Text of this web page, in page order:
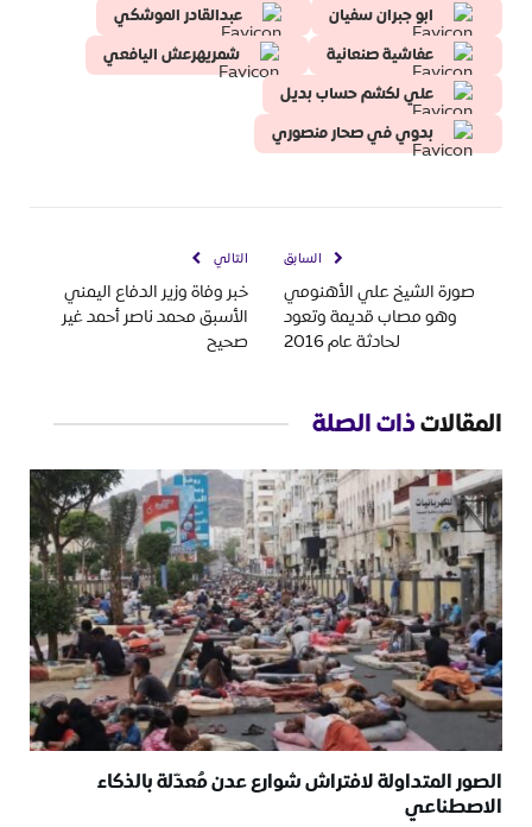
ابو جبران سفيان
عبدالقادر الموشكي
عفاشية صنعانية
شمريهرعش اليافعي
علي لكشم حساب بديل
بدوي في صحار منصوري
السابق
صورة الشيخ علي الأهنومي
وهو مصاب قديمة وتعود
لحادثة عام 2016
التالي
خبر وفاة وزير الدفاع اليمني
الأسبق محمد ناصر أحمد غير
صحيح
المقالاتذات الصلة
الصور المتداولة لافتراش شوارع عدن مُعدّلة بالذكاء
الاصطناعي